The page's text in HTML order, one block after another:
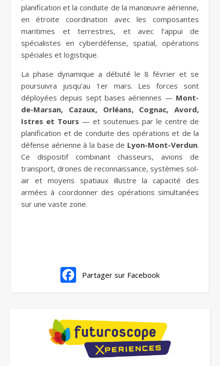
planification et la conduite de la manœuvre aérienne,
en étroite coordination avec les composantes
maritimes et terrestres, et avec l’appui de
spécialistes en cyberdéfense, spatial, opérations
spéciales et logistique.
La phase dynamique a débuté le 8 février et se
poursuivra jusqu’au 1er mars. Les forces sont
déployées depuis sept bases aériennes — Mont-
de-Marsan, Cazaux, Orléans, Cognac, Avord,
Istres et Tours — et soutenues par le centre de
planification et de conduite des opérations et de la
défense aérienne à la base de Lyon-Mont-Verdun.
Ce dispositif combinant chasseurs, avions de
transport, drones de reconnaissance, systèmes sol-
air et moyens spatiaux illustre la capacité des
armées à coordonner des opérations simultanées
sur une vaste zone.
Partager sur Facebook